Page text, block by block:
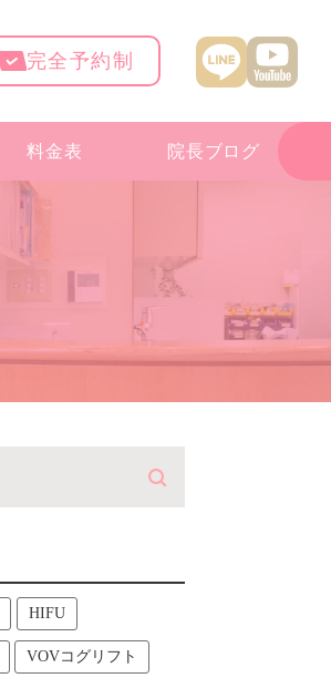
完全予約制
料金表 院長ブログ
HIFU
VOVコグリフト